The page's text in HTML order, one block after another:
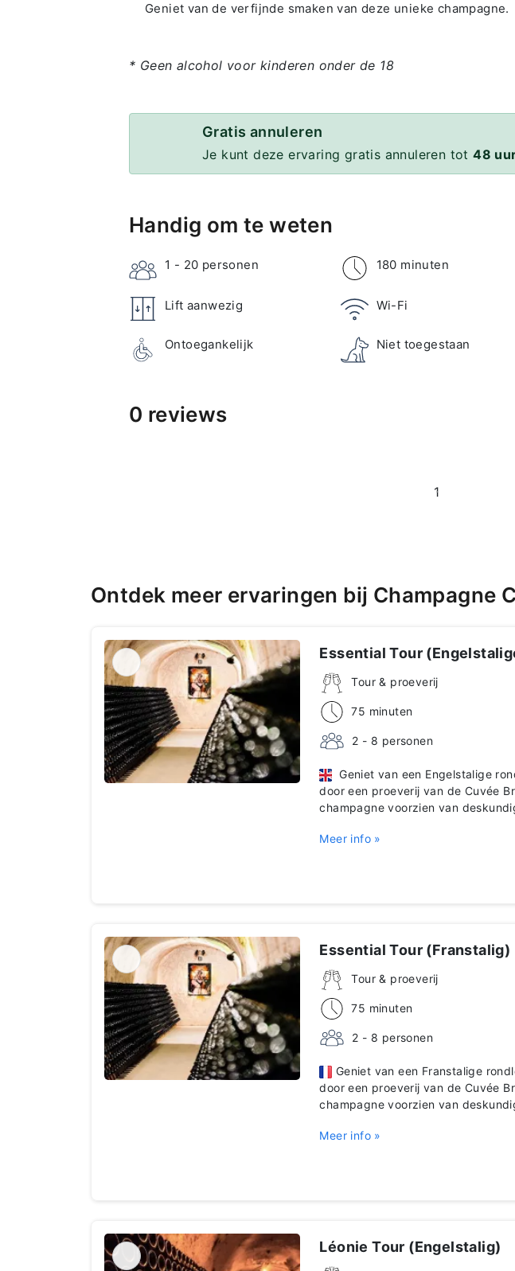
Geniet van de verfijnde smaken van deze unieke champagne.
* Geen alcohol voor kinderen onder de 18
Gratis annuleren
Je kunt deze ervaring gratis annuleren tot48
Handig om te weten
1 - 20 personen 180 minuten
Lift aanwezig Wi-Fi
Ontoegankelijk Niet toegestaan
0 reviews
1
Ontdek meer ervaringen bij Champagne
Essential Tour
Tour & proeverij
75 minuten
2 - 8 personen
Geniet van een Engelstalige
door een proeverij van de Cuvée
champagne voorzien van
Meer info »
Essential Tour (Franstalig)
Tour & proeverij
75 minuten
2 - 8 personen
Geniet van een Franstalige
door een proeverij van de Cuvée
champagne voorzien van
Meer info »
Léonie Tour (Engelstalig)